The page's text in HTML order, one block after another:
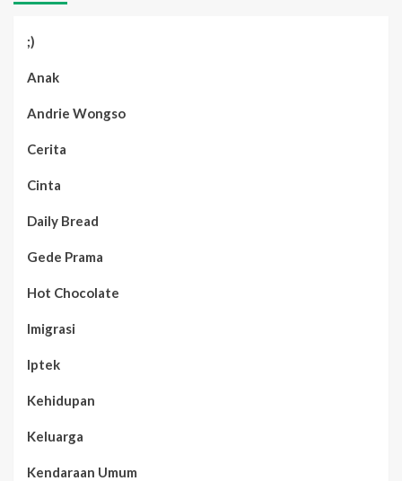
;)
Anak
Andrie Wongso
Cerita
Cinta
Daily Bread
Gede Prama
Hot Chocolate
Imigrasi
Iptek
Kehidupan
Keluarga
Kendaraan Umum